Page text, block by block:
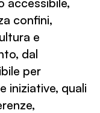
confini,
e
dal
per
iniziative, quali